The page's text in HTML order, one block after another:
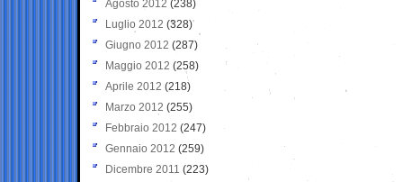
Agosto 2012 (238)
Luglio 2012 (328)
Giugno 2012 (287)
Maggio 2012 (258)
Aprile 2012 (218)
Marzo 2012 (255)
Febbraio 2012 (247)
Gennaio 2012 (259)
Dicembre 2011 (223)